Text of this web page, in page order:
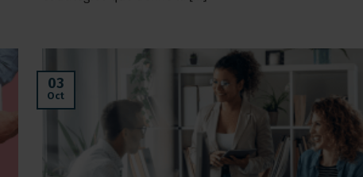
03
Oct